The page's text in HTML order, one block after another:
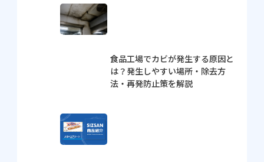
食品工場でカビが発生する原因と
は？発生しやすい場所・除去方
法・再発防止策を解説